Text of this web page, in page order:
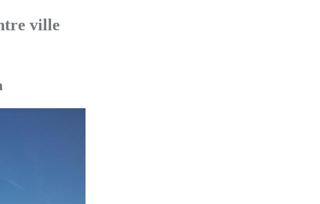
ville